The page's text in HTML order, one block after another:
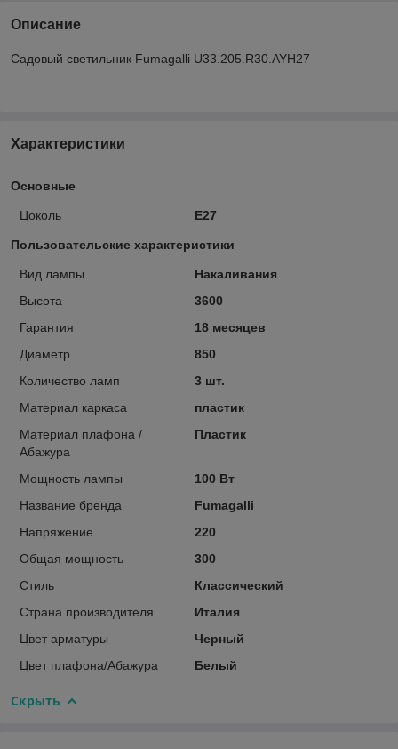
Описание
Садовый светильник Fumagalli U33.205.R30.AYH27
Характеристики
Основные
Цоколь E27
Пользовательские характеристики
Вид лампы
Накаливания
Высота
3600
Гарантия
18 месяцев
Диаметр
850
Количество ламп
3 шт.
Материал каркаса
пластик
Материал плафона /
Абажура
Пластик
Мощность лампы
100 Вт
Название бренда
Fumagalli
Напряжение
220
Общая мощность
300
Стиль
Классический
Страна производителя
Италия
Цвет арматуры
Черный
Цвет плафона/Абажура
Белый
Скрыть